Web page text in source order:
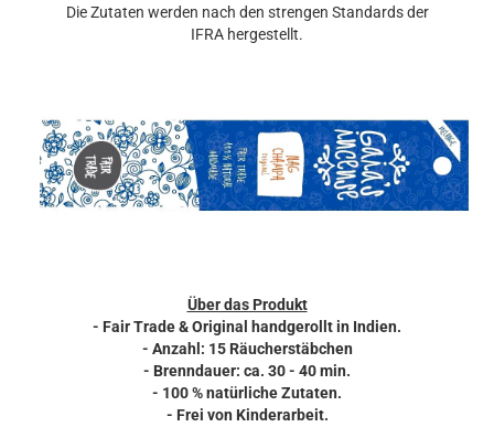
Die Zutaten werden nach den strengen Standards der
IFRA hergestellt.
Über das Produkt
- Fair Trade &Original handgerollt in Indien.
- Anzahl: 15 Räucherstäbchen
- Brenndauer: ca. 30 - 40 min.
- 100 % natürliche Zutaten.
- Frei von Kinderarbeit.